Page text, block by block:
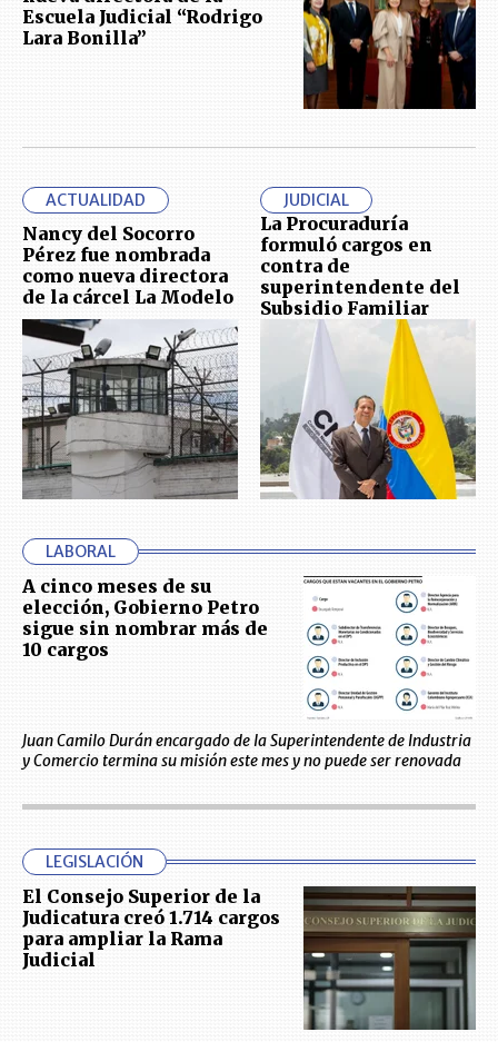
Escuela Judicial “Rodrigo
Lara Bonilla”
ACTUALIDAD
Nancy del Socorro
Pérez fue nombrada
como nueva directora
de la cárcel La Modelo
JUDICIAL
La Procuraduría
formuló cargos en
contra de
superintendente del
Subsidio Familiar
LABORAL
A cinco meses de su
elección, Gobierno Petro
sigue sin nombrar más de
10 cargos
Juan Camilo Durán encargado de la Superintendente de Industria
y Comercio termina su misión este mes y no puede ser renovada
LEGISLACIÓN
El Consejo Superior de la
Judicatura creó 1.714 cargos
para ampliar la Rama
Judicial